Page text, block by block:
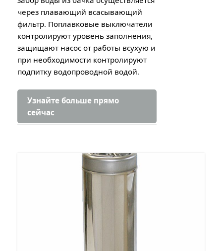
через плавающий всасывающий
фильтр. Поплавковые выключатели
контролируют уровень заполнения,
защищают насос от работы всухую и
при необходимости контролируют
подпитку водопроводной водой.
Узнайте больше прямо
сейчас